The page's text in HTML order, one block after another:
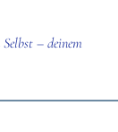
– deinem